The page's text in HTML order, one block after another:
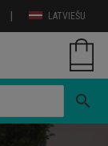
LATVIEŠU
|
search